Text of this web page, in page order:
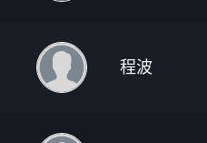
程波